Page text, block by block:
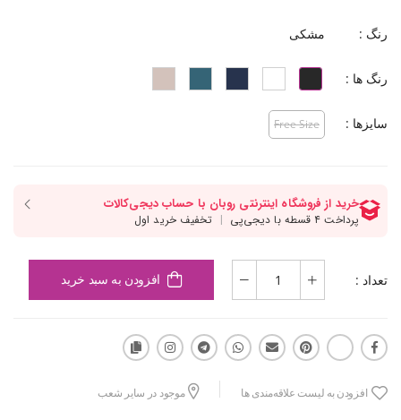
رنگ : مشکی
رنگ ها :
سایزها : Free Size
تعداد : افزودن به سبد خرید
افزودن به لیست علاقه‌مندی ها موجود در سایر شعب